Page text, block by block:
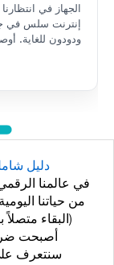
الجهاز في
إنترنت سلس في
ودودون للغاية.
دليل
في عالمنا
من حياتنا
أصبحت
سنتعرف